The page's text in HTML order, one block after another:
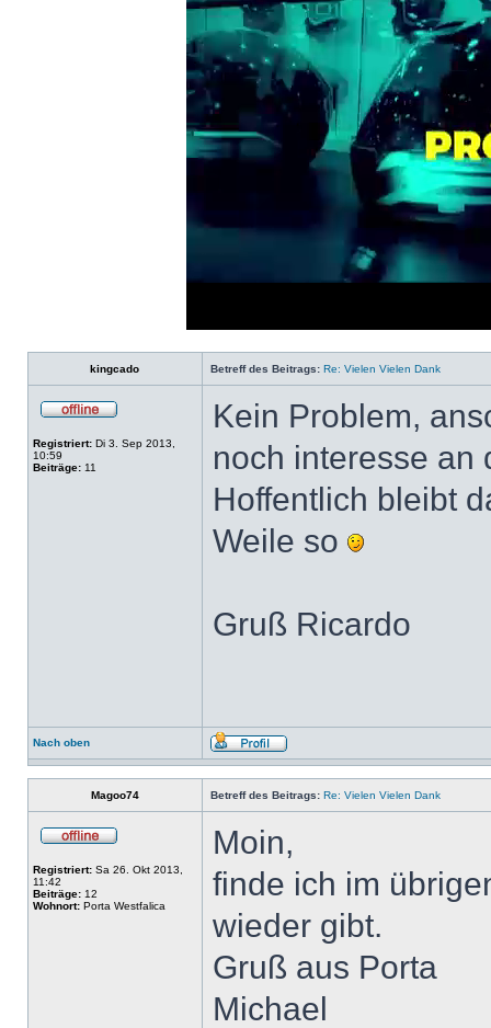
kingcado Betreff des Beitrags: Re: Vielen Vielen Dank
Registriert: Di 3. Sep 2013,
10:59
Beiträge: 11
Kein Problem,
noch interesse an
Hoffentlich bleibt
Weile so
Gruß Ricardo
Nach oben
Magoo74 Betreff des Beitrags: Re: Vielen Vielen Dank
Registriert: Sa 26. Okt 2013,
11:42
Beiträge: 12
Wohnort: Porta Westfalica
Moin,
finde ich im
wieder gibt.
Gruß aus Porta
Michael